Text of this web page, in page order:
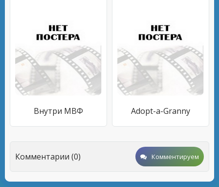
Внутри МВФ Adopt-a-Granny
Комментарии (0) Комментируем